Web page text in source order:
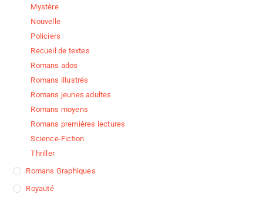
Mystère
Nouvelle
Policiers
Recueil de textes
Romans ados
Romans illustrés
Romans jeunes adultes
Romans moyens
Romans premières lectures
Science-Fiction
Thriller
Romans Graphiques
Royauté